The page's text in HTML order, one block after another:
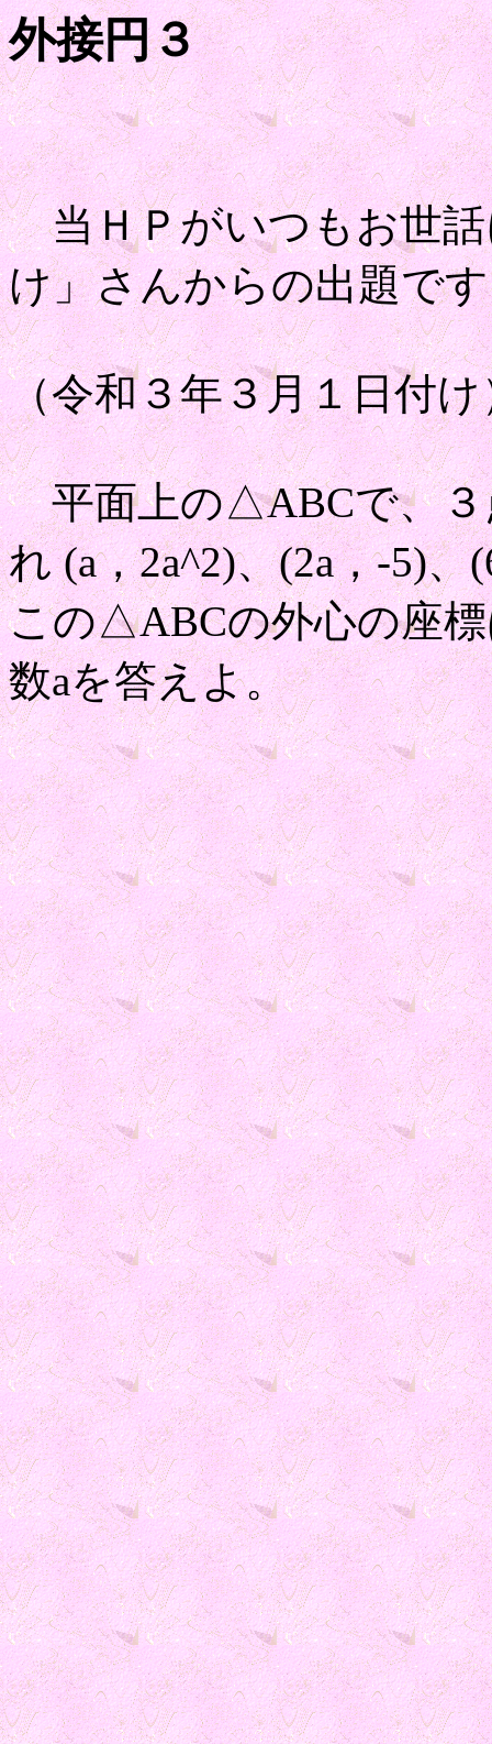
外接円３
当ＨＰがいつもお世話
け」さんからの出題で
（令和３年３月１日付け
平面上の△ABCで、３
れ (a，2a^2)、(2a，-5)
この△ABCの外心の座標
数aを答えよ。